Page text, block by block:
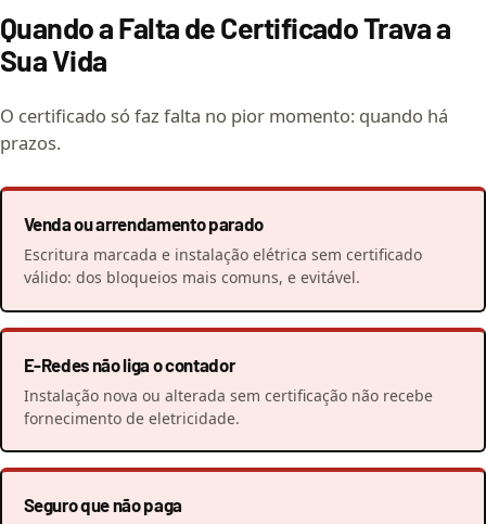
Quando a Falta de Certificado Trava a
Sua Vida
O certificado só faz falta no pior momento: quando há
prazos.
Venda ou arrendamento parado
Escritura marcada e instalação elétrica sem certificado
válido: dos bloqueios mais comuns, e evitável.
E-Redes não liga o contador
Instalação nova ou alterada sem certificação não recebe
fornecimento de eletricidade.
Seguro que não paga